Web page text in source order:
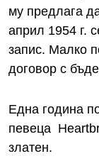
му предлага
април 1954 г.
запис. Малко
договор с
Една година
певеца
златен.